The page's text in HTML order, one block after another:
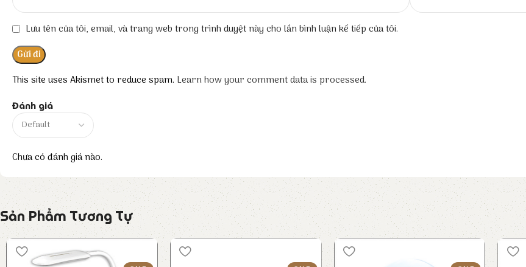
Đánh giá
Chưa có đánh giá nào.
Lưu tên của tôi, email, và trang web trong trình duyệt này cho lần bình luận kế tiếp của tôi.
This site uses Akismet to reduce spam. Learn how your comment data is processed.
Sản Phẩm Tương Tự